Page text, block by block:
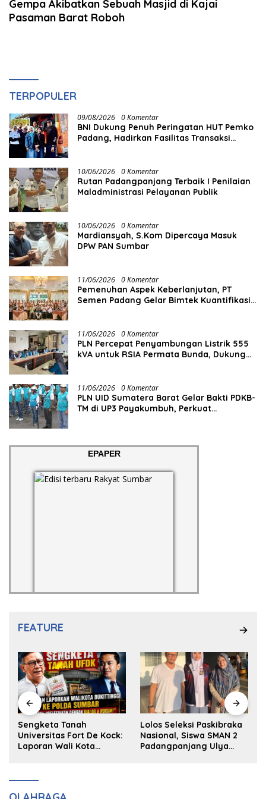
Gempa Akibatkan Sebuah Masjid di Kajai
Pasaman Barat Roboh
TERPOPULER
09/08/2026 0 Komentar
BNI Dukung Penuh Peringatan HUT Pemko
Padang, Hadirkan Fasilitas Transaksi
10/06/2026 0 Komentar
Rutan Padangpanjang Terbaik I Penilaian
Maladministrasi Pelayanan Publik
10/06/2026 0 Komentar
Mardiansyah, S.Kom Dipercaya Masuk
DPW PAN Sumbar
11/06/2026 0 Komentar
Pemenuhan Aspek Keberlanjutan, PT
Semen Padang Gelar Bimtek Kuantifikasi
11/06/2026 0 Komentar
PLN Percepat Penyambungan Listrik 555
kVA untuk RSIA Permata Bunda, Dukung
11/06/2026 0 Komentar
PLN UID Sumatera Barat Gelar Bakti PDKB-
TM di UP3 Payakumbuh, Perkuat
EPAPER
FEATURE
Sengketa Tanah
Universitas Fort De Kock:
Laporan Wali Kota
Lolos Seleksi Paskibraka
Nasional, Siswa SMAN 2
Padangpanjang Ulya